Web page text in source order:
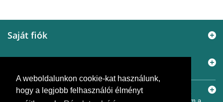
A weboldalunkon cookie-kat használunk,
hogy a legjobb felhasználói élményt
Saját fiók
© 2005 - 2026Murányi Épületgépészet Kft.A SiemensBolt.hu a
Elérhetőségek